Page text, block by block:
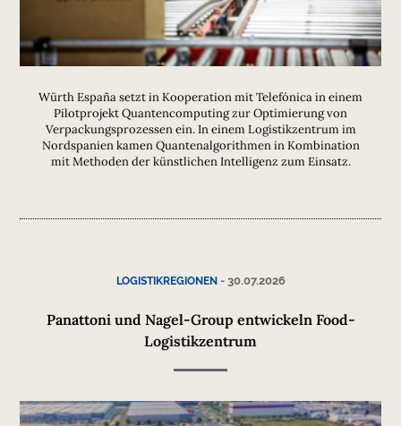
Würth España setzt in Kooperation mit Telefónica in einem
Pilotprojekt Quantencomputing zur Optimierung von
Verpackungsprozessen ein. In einem Logistikzentrum im
Nordspanien kamen Quantenalgorithmen in Kombination
mit Methoden der künstlichen Intelligenz zum Einsatz.
LOGISTIKREGIONEN- 30.07.2026
Panattoni und Nagel-Group entwickeln Food-
Logistikzentrum